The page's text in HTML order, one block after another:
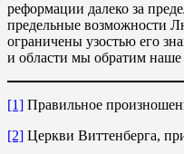
реформации далеко за
предельные возможности
ограничены узостью его
и области мы обратим
[1] Правильное
[2] Церкви Виттенберга,